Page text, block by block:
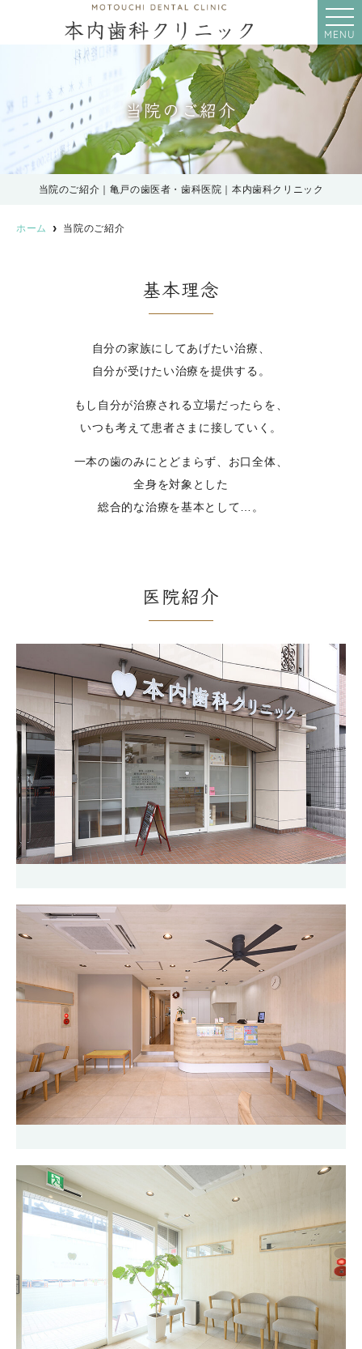
MENU
当院のご紹介
当院のご紹介｜亀戸の歯医者・歯科医院｜本内歯科クリニック
ホーム 当院のご紹介
基本理念
自分の家族にしてあげたい治療、
自分が受けたい治療を提供する。
もし自分が治療される立場だったらを、
いつも考えて患者さまに接していく。
一本の歯のみにとどまらず、お口全体、
全身を対象とした
総合的な治療を基本として…。
医院紹介